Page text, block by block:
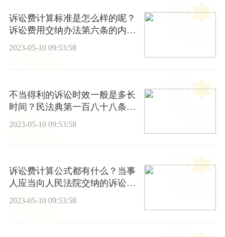
诉讼费计算标准是怎么样的呢？
诉讼费用交纳办法第六条的内容
是什么？
2023-05-10 09:53:58
不当得利的诉讼时效一般是多长
时间？民法典第一百八十八条的
2023-05-10 09:53:58
诉讼费计算公式都有什么？当事
人应当向人民法院交纳的诉讼费
2023-05-10 09:53:58